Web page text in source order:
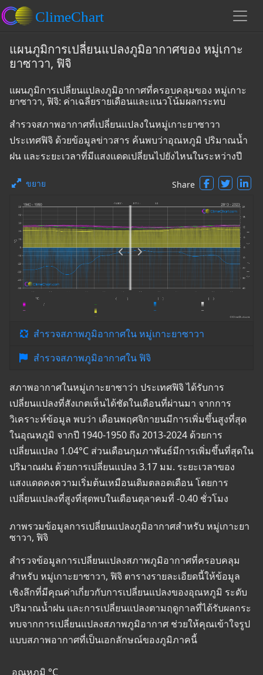
แผนภูมิการเปลี่ยนแปลงภูมิอากาศของ หมู่เกาะ
ยาซาวา, ฟิจิ
แผนภูมิการเปลี่ยนแปลงภูมิอากาศที่ครอบคลุมของ หมู่เกาะ
ยาซาวา, ฟิจิ: ค่าเฉลี่ยรายเดือนและแนวโน้มผลกระทบ
สำรวจสภาพอากาศที่เปลี่ยนแปลงในหมู่เกาะยาซาวา
ประเทศฟิจิ ด้วยข้อมูลข่าวสาร ค้นพบว่าอุณหภูมิ ปริมาณน้ำ
ฝน และระยะเวลาที่มีแสงแดดเปลี่ยนไปยังไหนในระหว่างปี
ขยาย Share
สำรวจสภาพภูมิอากาศใน หมู่เกาะยาซาวา
สำรวจสภาพภูมิอากาศใน ฟิจิ
สภาพอากาศในหมู่เกาะยาซาว่า ประเทศฟิจิ ได้รับการ
เปลี่ยนแปลงที่สังเกตเห็นได้ชัดในเดือนที่ผ่านมา จากการ
วิเคราะห์ข้อมูล พบว่า เดือนพฤศจิกายนมีการเพิ่มขึ้นสูงที่สุด
ในอุณหภูมิ จากปี 1940-1950 ถึง 2013-2024 ด้วยการ
เปลี่ยนแปลง 1.04°C ส่วนเดือนกุมภาพันธ์มีการเพิ่มขึ้นที่สุดใน
ปริมาณฝน ด้วยการเปลี่ยนแปลง 3.17 มม. ระยะเวลาของ
แสงแดดคงความเริ่มต้นเหมือนเดิมตลอดเดือน โดยการ
เปลี่ยนแปลงที่สูงที่สุดพบในเดือนตุลาคมที่ -0.40 ชั่วโมง
ภาพรวมข้อมูลการเปลี่ยนแปลงภูมิอากาศสำหรับ หมู่เกาะยา
ซาวา, ฟิจิ
สำรวจข้อมูลการเปลี่ยนแปลงสภาพภูมิอากาศที่ครอบคลุม
สำหรับ หมู่เกาะยาซาวา, ฟิจิ ตารางรายละเอียดนี้ให้ข้อมูล
เชิงลึกที่มีคุณค่าเกี่ยวกับการเปลี่ยนแปลงของอุณหภูมิ ระดับ
ปริมาณน้ำฝน และการเปลี่ยนแปลงตามฤดูกาลที่ได้รับผลกระ
ทบจากการเปลี่ยนแปลงสภาพภูมิอากาศ ช่วยให้คุณเข้าใจรูป
แบบสภาพอากาศที่เป็นเอกลักษณ์ของภูมิภาคนี้
อุณหภูมิ °C